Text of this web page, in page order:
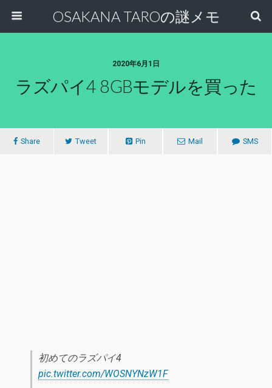
OSAKANA TAROの謎メモ
2020年6月1日
ラズパイ4 8GBモデルを買った
Share Tweet Pin Mail SMS
初めてのラズパイ4
pic.twitter.com/WOSNYNzW1F